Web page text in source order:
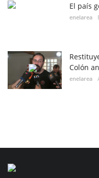
El país
enelarea
Colón
enelarea